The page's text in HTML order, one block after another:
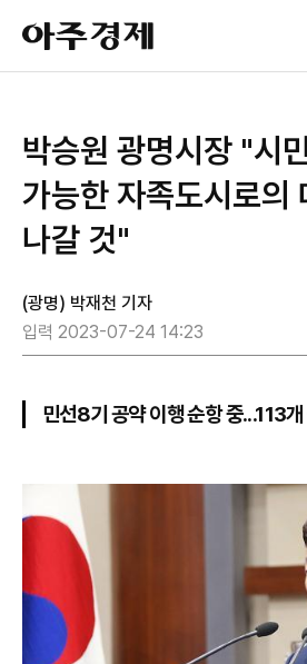
아
주
경
박승원 광명시장 "시
가능한 자족도시로의
나갈 것"
(광명) 박재천 기자
입력 2023-07-24 14:23
민선8기 공약 이행 순항 중...113